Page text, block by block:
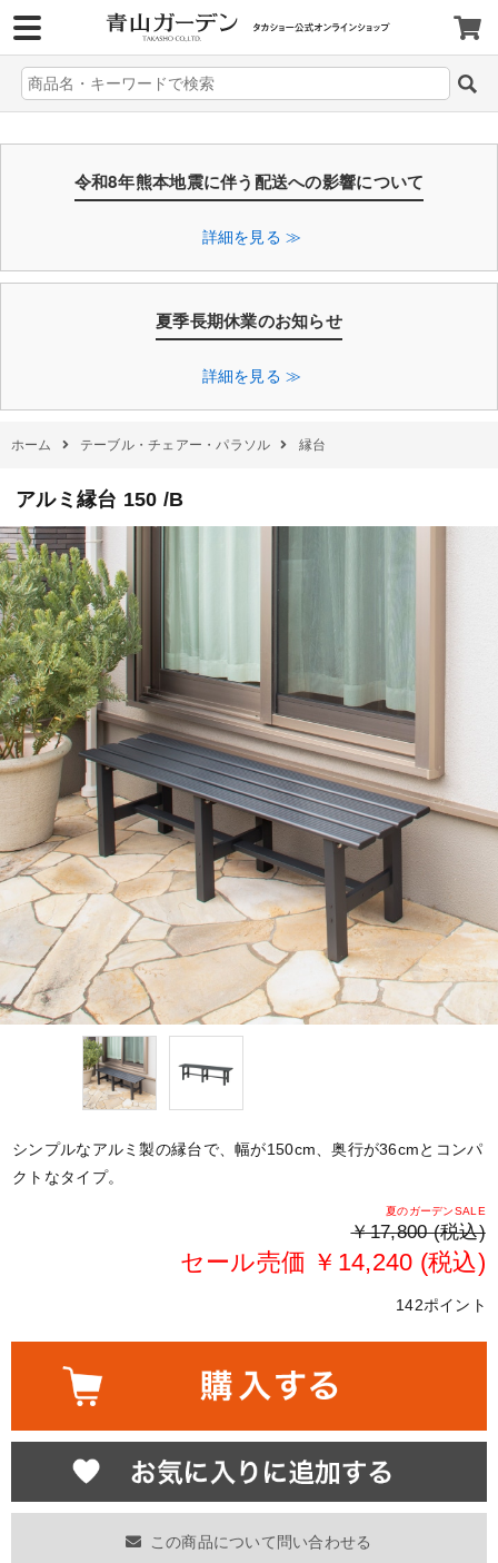
令和8年熊本地震に伴う配送への影響について
詳細を見る ≫
夏季長期休業のお知らせ
詳細を見る ≫
ホーム テーブル・チェアー・パラソル 縁台
アルミ縁台 150 /B
シンプルなアルミ製の縁台で、幅が150cm、奥行が36cmとコンパ
クトなタイプ。
夏のガーデンSALE
￥17,800 (税込)
セール売価 ￥14,240 (税込)
142ポイント
この商品について問い合わせる